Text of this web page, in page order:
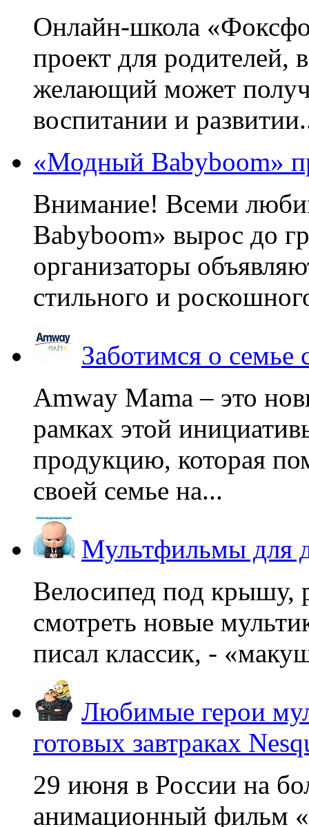
Онлайн-школа
проект для родителей,
желающий может
воспитании и
«Модный Babyboom»
Внимание! Всеми
Babyboom» вырос до
организаторы
стильного и
Заботимся о
Amway Mama – это
рамках этой
продукцию, которая
своей семье на...
Мультфильмы для
Велосипед под крышу,
смотреть новые
писал классик, -
Любимые герои
готовых завтраках
29 июня в России на
анимационный фильм